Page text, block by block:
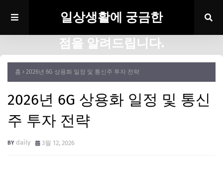
일상생활에 궁금한
점을 알려드립니다.
홈 2026년 6G 상용화 일정 및 통신주 투자 전략
2026년 6G 상용화 일정 및 통신
주 투자 전략
daily 3월 12, 2026